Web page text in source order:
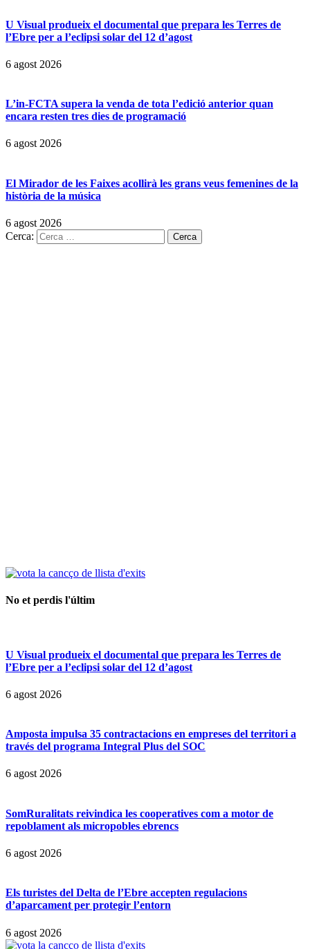
U Visual produeix el documental que prepara les Terres de
l’Ebre per a l’eclipsi solar del 12 d’agost
6 agost 2026
L’in-FCTA supera la venda de tota l’edició anterior quan
encara resten tres dies de programació
6 agost 2026
El Mirador de les Faixes acollirà les grans veus femenines de la
història de la música
6 agost 2026
Cerca:
No et perdis l'últim
U Visual produeix el documental que prepara les Terres de
l’Ebre per a l’eclipsi solar del 12 d’agost
6 agost 2026
Amposta impulsa 35 contractacions en empreses del territori a
través del programa Integral Plus del SOC
6 agost 2026
SomRuralitats reivindica les cooperatives com a motor de
repoblament als micropobles ebrencs
6 agost 2026
Els turistes del Delta de l’Ebre accepten regulacions
d’aparcament per protegir l’entorn
6 agost 2026